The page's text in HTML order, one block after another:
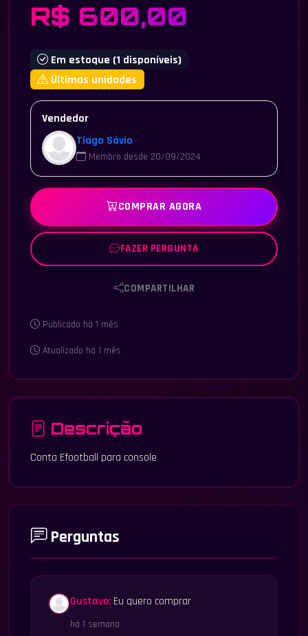
R$ 600,00
Em estoque (1 disponíveis)
Últimas unidades
Vendedor
Tiago Sávio
Membro desde 20/09/2024
COMPRAR AGORA
FAZER PERGUNTA
COMPARTILHAR
Publicado há 1 mês
Atualizado há 1 mês
Descrição
Conta Efootball para console
Perguntas
Gustavo: Eu quero comprar
há 1 semana